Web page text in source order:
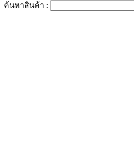
ค้นหาสินค้า :